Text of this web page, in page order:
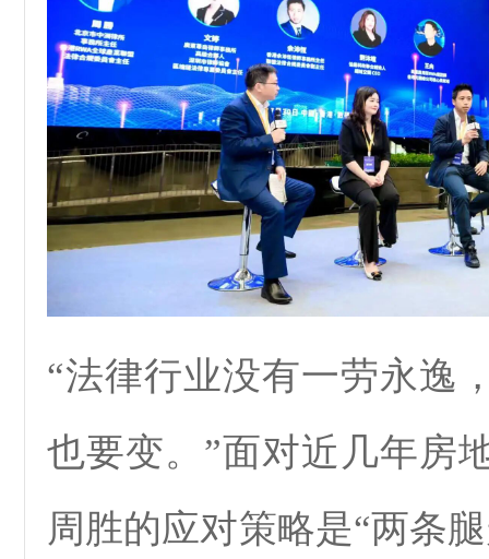
“法律行业没有一劳永逸
也要变。”面对近几年房
周胜的应对策略是“两条